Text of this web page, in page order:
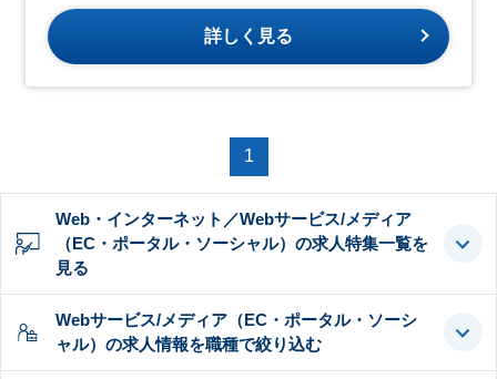
詳しく見る
1
Web・インターネット／Webサービス/メディア
（EC・ポータル・ソーシャル）の求人特集一覧を
見る
Webサービス/メディア（EC・ポータル・ソーシ
ャル）の求人情報を職種で絞り込む